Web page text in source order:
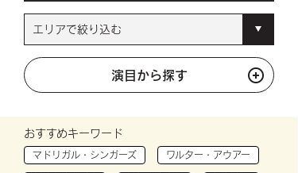
演目から探す
おすすめキーワード
マドリガル・シンガーズ ワルター・アウアー